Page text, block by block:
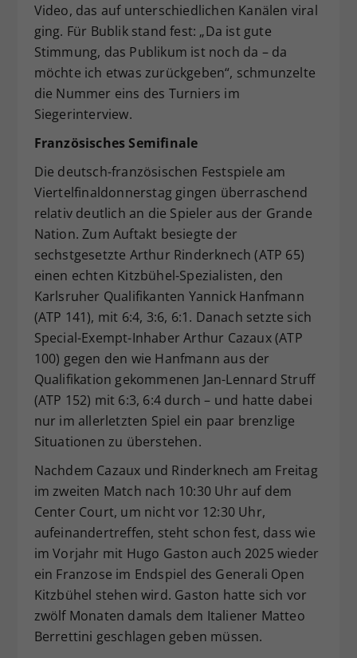
Video, das auf unterschiedlichen Kanälen viral
ging. Für Bublik stand fest: „Da ist gute
Stimmung, das Publikum ist noch da – da
möchte ich etwas zurückgeben“, schmunzelte
die Nummer eins des Turniers im
Siegerinterview.
Französisches Semifinale
Die deutsch-französischen Festspiele am
Viertelfinaldonnerstag gingen überraschend
relativ deutlich an die Spieler aus der Grande
Nation. Zum Auftakt besiegte der
sechstgesetzte Arthur Rinderknech (ATP 65)
einen echten Kitzbühel-Spezialisten, den
Karlsruher Qualifikanten Yannick Hanfmann
(ATP 141), mit 6:4, 3:6, 6:1. Danach setzte sich
Special-Exempt-Inhaber Arthur Cazaux (ATP
100) gegen den wie Hanfmann aus der
Qualifikation gekommenen Jan-Lennard Struff
(ATP 152) mit 6:3, 6:4 durch – und hatte dabei
nur im allerletzten Spiel ein paar brenzlige
Situationen zu überstehen.
Nachdem Cazaux und Rinderknech am Freitag
im zweiten Match nach 10:30 Uhr auf dem
Center Court, um nicht vor 12:30 Uhr,
aufeinandertreffen, steht schon fest, dass wie
im Vorjahr mit Hugo Gaston auch 2025 wieder
ein Franzose im Endspiel des Generali Open
Kitzbühel stehen wird. Gaston hatte sich vor
zwölf Monaten damals dem Italiener Matteo
Berrettini geschlagen geben müssen.